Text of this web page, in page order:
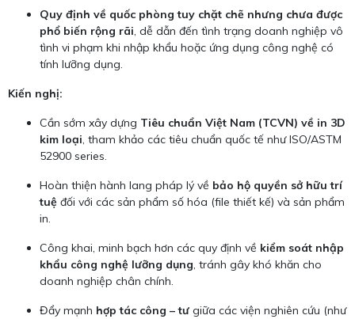
Quy định về quốc phòng tuy chặt chẽ nhưng chưa được
phổ biến rộng rãi, dễ dẫn đến tình trạng doanh nghiệp vô
tình vi phạm khi nhập khẩu hoặc ứng dụng công nghệ có
tính lưỡng dụng.
Kiến nghị:
Cần sớm xây dựng Tiêu chuẩn Việt Nam (TCVN) về in 3D
kim loại, tham khảo các tiêu chuẩn quốc tế như ISO/ASTM
52900 series.
Hoàn thiện hành lang pháp lý về bảo hộ quyền sở hữu trí
tuệ đối với các sản phẩm số hóa (file thiết kế) và sản phẩm
in.
Công khai, minh bạch hơn các quy định về kiểm soát nhập
khẩu công nghệ lưỡng dụng, tránh gây khó khăn cho
doanh nghiệp chân chính.
Đẩy mạnh hợp tác công – tư giữa các viện nghiên cứu (như